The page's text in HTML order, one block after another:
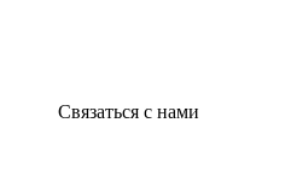
Связаться с нами